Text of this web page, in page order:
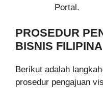
Portal.
PROSEDUR
BISNIS FILIPINA
Berikut adalah
prosedur pengajuan